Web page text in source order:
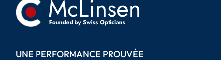
UNE PERFORMANCE PROUVÉE